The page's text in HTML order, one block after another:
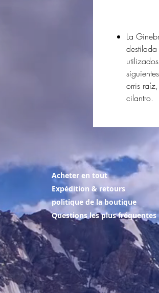
La
destilada
orris
cilantro.
Acheter en tout
Expédition & retours
politique de la boutique
Questions les plus fréquentes